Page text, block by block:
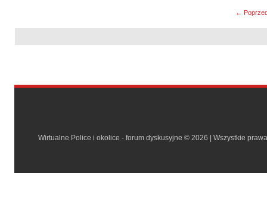
←
Wirtualne Police i okolice - forum dyskusyjne © 2026 | Wszystkie